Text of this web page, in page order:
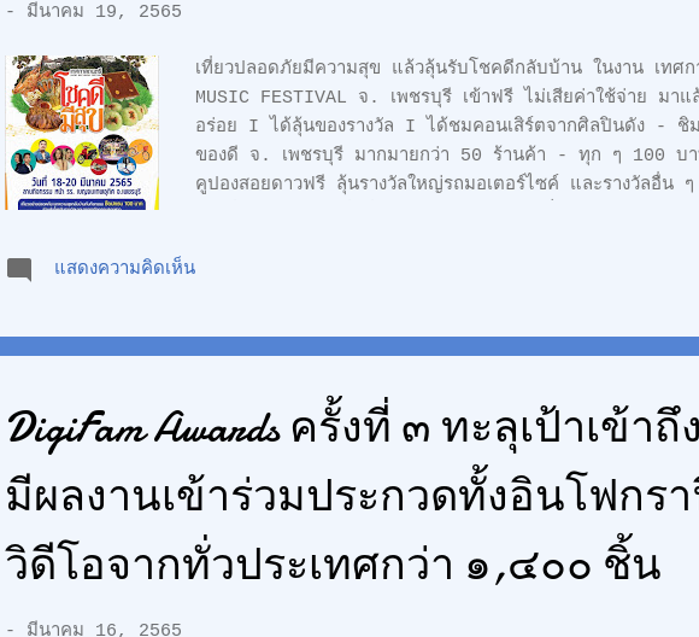
- มีนาคม 19, 2565
เที่ยวปลอดภัยมีความสุข แล้วลุ้นรับโชคดีกลับบ้าน ในงาน เทศ
MUSIC FESTIVAL จ. เพชรบุรี เข้าฟรี ไม่เสียค่าใช้จ่าย ม
อร่อย I ได้ลุ้นของรางวัล I ได้ชมคอนเสิร์ตจากศิลปินดัง - ชิม
ของดี จ. เพชรบุรี มากมายกว่า 50 ร้านค้า - ทุก ๆ 100 บา
คูปองสอยดาวฟรี ลุ้นรางวัลใหญ่รถมอเตอร์ไซค์ และรางวัลอื่น
.... มาตรการการเข้าร่วมงาน: * แสดงผลการฉีดวัคซีนอย่า
แสดงความคิดเห็น
DigiFam Awards ครั้งที่ ๓ ทะลุเป้าเข้า
มีผลงานเข้าร่วมประกวดทั้งอินโฟกร
วิดีโอจากทั่วประเทศกว่า ๑,๔๐๐ ชิ้น
- มีนาคม 16, 2565